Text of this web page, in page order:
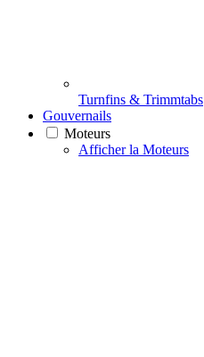
Turnfins & Trimmtabs
Gouvernails
Moteurs
Afficher la Moteurs